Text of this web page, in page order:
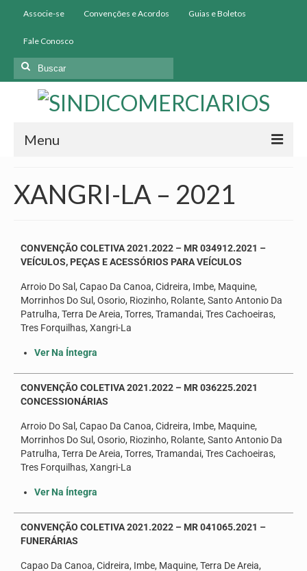
Associe-se Convenções e Acordos Guias e Boletos
Fale Conosco
Menu
Institucional
Diretoria
Homologação
Seus direitos
Jurídico
Subsedes
Convênios
Notícias
Convenções e Acordos
Mídias
Galeria de Fotos
Informativos
XANGRI-LA – 2021
CONVENÇÃO COLETIVA 2021.2022 – MR 034912.2021 –
VEÍCULOS, PEÇAS E ACESSÓRIOS PARA VEÍCULOS
Arroio Do Sal, Capao Da Canoa, Cidreira, Imbe, Maquine,
Morrinhos Do Sul, Osorio, Riozinho, Rolante, Santo Antonio Da
Patrulha, Terra De Areia, Torres, Tramandai, Tres Cachoeiras,
Tres Forquilhas, Xangri-La
Ver Na Íntegra
CONVENÇÃO COLETIVA 2021.2022 – MR 036225.2021
CONCESSIONÁRIAS
Arroio Do Sal, Capao Da Canoa, Cidreira, Imbe, Maquine,
Morrinhos Do Sul, Osorio, Riozinho, Rolante, Santo Antonio Da
Patrulha, Terra De Areia, Torres, Tramandai, Tres Cachoeiras,
Tres Forquilhas, Xangri-La
Ver Na Íntegra
CONVENÇÃO COLETIVA 2021.2022 – MR 041065.2021 –
FUNERÁRIAS
Capao Da Canoa, Cidreira, Imbe, Maquine, Terra De Areia,